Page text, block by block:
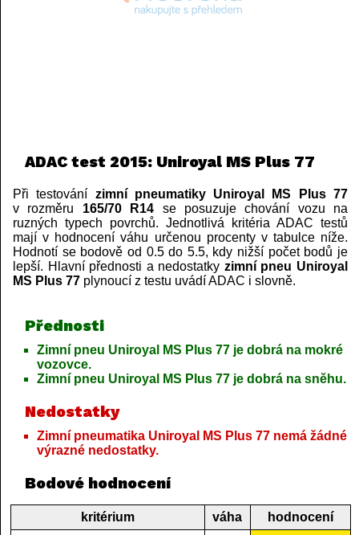
ADAC test 2015: Uniroyal MS Plus 77
Při testování zimní pneumatiky Uniroyal MS Plus 77
v rozměru 165/70 R14 se posuzuje chování vozu na
ruzných typech povrchů. Jednotlivá kritéria ADAC testů
mají v hodnocení váhu určenou procenty v tabulce níže.
Hodnotí se bodově od 0.5 do 5.5, kdy nižší počet bodů je
lepší. Hlavní přednosti a nedostatky zimní pneu Uniroyal
MS Plus 77 plynoucí z testu uvádí ADAC i slovně.
Přednosti
Zimní pneu Uniroyal MS Plus 77 je dobrá na mokré
vozovce.
Zimní pneu Uniroyal MS Plus 77 je dobrá na sněhu.
Nedostatky
Zimní pneumatika Uniroyal MS Plus 77 nemá žádné
výrazné nedostatky.
Bodové hodnocení
kritérium váha
hodnocení